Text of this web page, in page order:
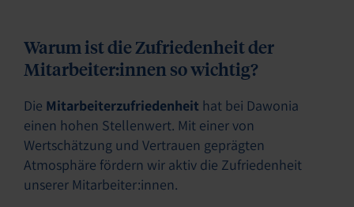
Warum ist die Zufriedenheit der
Mitarbeiter:innen so wichtig?
Die Mitarbeiterzufriedenheit hat bei Dawonia
einen hohen Stellenwert. Mit einer von
Wertschätzung und Vertrauen geprägten
Atmosphäre fördern wir aktiv die Zufriedenheit
unserer Mitarbeiter:innen.